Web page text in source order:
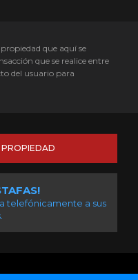
que aquí se
que se realice entre
del usuario para
telefónicamente a sus